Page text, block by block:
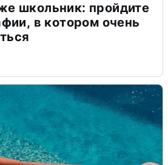
школьник: пройдите
в котором очень